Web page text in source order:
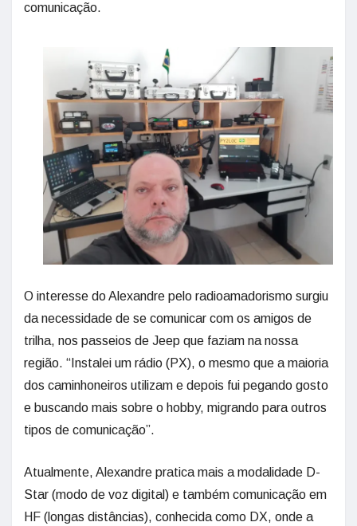
comunicação.
O interesse do Alexandre pelo radioamadorismo surgiu
da necessidade de se comunicar com os amigos de
trilha, nos passeios de Jeep que faziam na nossa
região. “Instalei um rádio (PX), o mesmo que a maioria
dos caminhoneiros utilizam e depois fui pegando gosto
e buscando mais sobre o hobby, migrando para outros
tipos de comunicação”.
Atualmente, Alexandre pratica mais a modalidade D-
Star (modo de voz digital) e também comunicação em
HF (longas distâncias), conhecida como DX, onde a